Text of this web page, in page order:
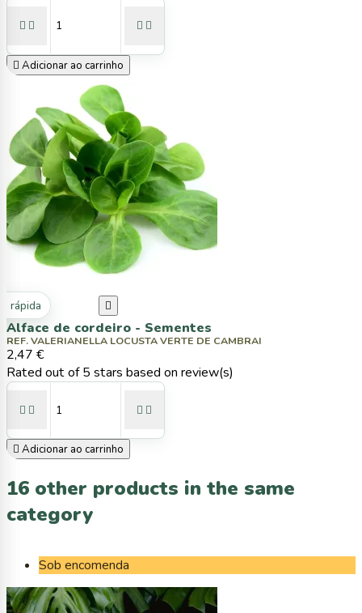
   
 Adicionar ao carrinho
rápida 
Alface de cordeiro - Sementes
REF. VALERIANELLA LOCUSTA VERTE DE CAMBRAI
2,47 €
Rated out of 5 stars based on review(s)
   
 Adicionar ao carrinho
16 other products in the same
category
Sob encomenda